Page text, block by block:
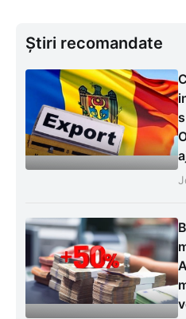
Știri recomandate